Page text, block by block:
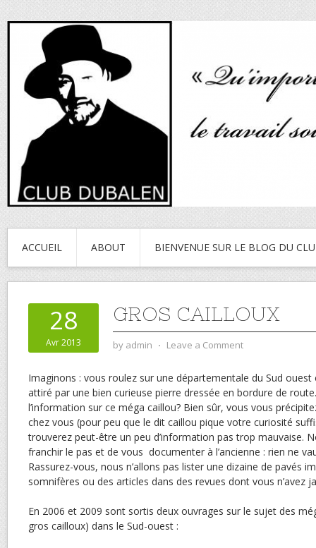
ACCUEIL ABOUT BIENVENUE SUR LE BLOG DU
28
Avr 2013
GROS CAILLOUX
by admin ⋅ Leave a Comment
Imaginons : vous roulez sur une départementale du Sud
attiré par une bien curieuse pierre dressée en bordure de
l’information sur ce méga caillou? Bien sûr, vous vous
chez vous (pour peu que le dit caillou pique votre curiosité
trouverez peut-être un peu d’information pas trop mauvaise.
franchir le pas et de vous documenter à l’ancienne : rien ne
Rassurez-vous, nous n’allons pas lister une dizaine de pavés
somnifères ou des articles dans des revues dont vous n’avez
En 2006 et 2009 sont sortis deux ouvrages sur le sujet des
gros cailloux) dans le Sud-ouest :